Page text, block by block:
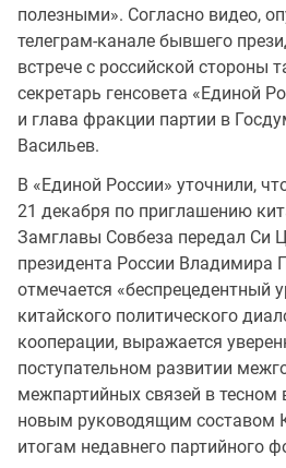
полезными». Согласно видео,
телеграм-канале бывшего
встрече с российской стороны
секретарь генсовета «Единой
и глава фракции партии в
Васильев.
В «Единой России» уточнили,
21 декабря по приглашению
Замглавы Совбеза передал Си
президента России Владимира
отмечается «беспрецедентный
китайского политического
кооперации, выражается
поступательном развитии
межпартийных связей в тесном
новым руководящим составом
итогам недавнего партийного